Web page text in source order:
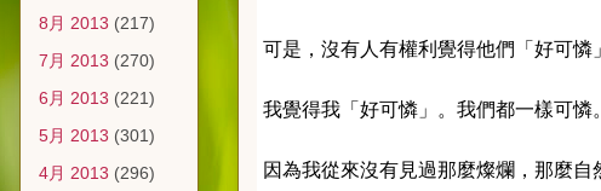
可是，沒有人有權利覺得他們「好可憐
我覺得我「好可憐」。我們都一樣可憐。
因為我從來沒有見過那麼燦爛，那麼自
8月 2013 (217)
7月 2013 (270)
6月 2013 (221)
5月 2013 (301)
4月 2013 (296)